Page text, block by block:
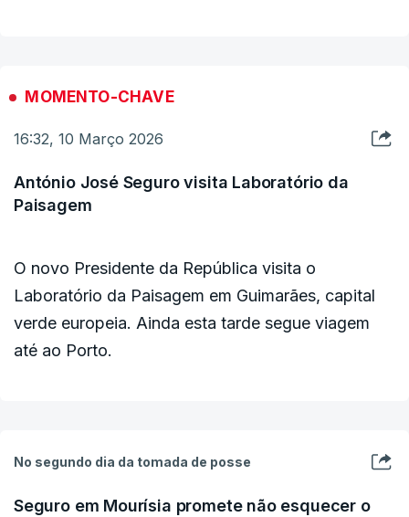
demonstra que olha para o país "como um todo",
antecipando que Seguro represente uma "calma
MOMENTO-CHAVE
16:32, 10 Março 2026
António José Seguro visita Laboratório da
Paisagem
O novo Presidente da República visita o
Laboratório da Paisagem em Guimarães, capital
verde europeia. Ainda esta tarde segue viagem
até ao Porto.
No segundo dia da tomada de posse
Seguro em Mourísia promete não esquecer o